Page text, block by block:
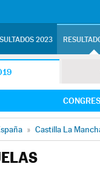
2023
» Castilla La